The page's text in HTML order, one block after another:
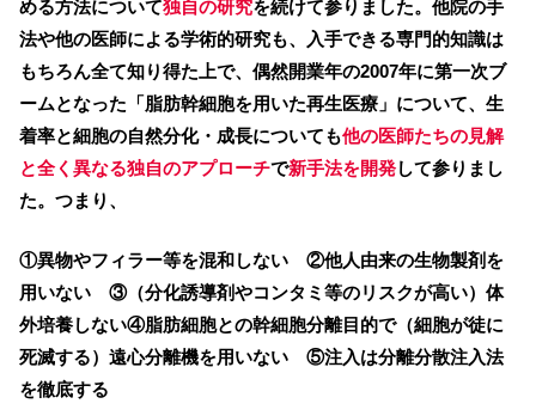
める方法について独自の研究を続けて参りました。他院の手
法や他の医師による学術的研究も、入手できる専門的知識は
もちろん全て知り得た上で、偶然開業年の2007年に第一次ブ
ームとなった「脂肪幹細胞を用いた再生医療」について、生
着率と細胞の自然分化・成長についても他の医師たちの見解
と全く異なる独自のアプローチで新手法を開発して参りまし
た。つまり、
①異物やフィラー等を混和しない ②他人由来の生物製剤を
用いない ③（分化誘導剤やコンタミ等のリスクが高い）体
外培養しない④脂肪細胞との幹細胞分離目的で（細胞が徒に
死滅する）遠心分離機を用いない ⑤注入は分離分散注入法
を徹底する